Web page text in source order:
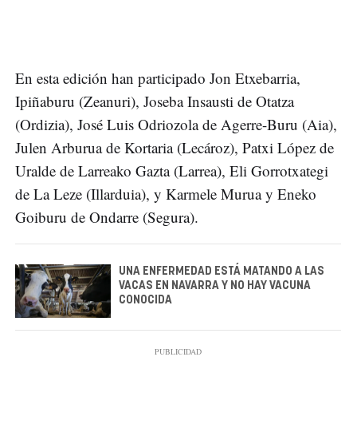
En esta edición han participado Jon Etxebarria,
Ipiñaburu (Zeanuri), Joseba Insausti de Otatza
(Ordizia), José Luis Odriozola de Agerre-Buru (Aia),
Julen Arburua de Kortaria (Lecároz), Patxi López de
Uralde de Larreako Gazta (Larrea), Eli Gorrotxategi
de La Leze (Illarduia), y Karmele Murua y Eneko
Goiburu de Ondarre (Segura).
UNA ENFERMEDAD ESTÁ MATANDO A LAS
VACAS EN NAVARRA Y NO HAY VACUNA
CONOCIDA